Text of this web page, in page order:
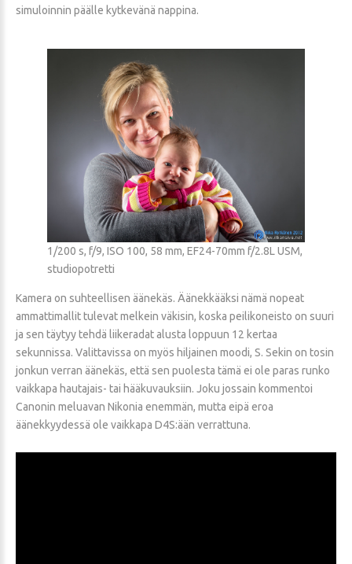
simuloinnin päälle kytkevänä nappina.
1/200 s, f/9, ISO 100, 58 mm, EF24-70mm f/2.8L USM,
studiopotretti
Kamera on suhteellisen äänekäs. Äänekkääksi nämä nopeat
ammattimallit tulevat melkein väkisin, koska peilikoneisto on suuri
ja sen täytyy tehdä liikeradat alusta loppuun 12 kertaa
sekunnissa. Valittavissa on myös hiljainen moodi, S. Sekin on tosin
jonkun verran äänekäs, että sen puolesta tämä ei ole paras runko
vaikkapa hautajais- tai hääkuvauksiin. Joku jossain kommentoi
Canonin meluavan Nikonia enemmän, mutta eipä eroa
äänekkyydessä ole vaikkapa D4S:ään verrattuna.